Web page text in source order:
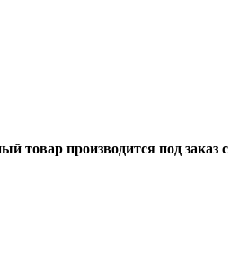
товар производится под заказ с